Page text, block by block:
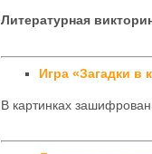
Литературная
Игра «Загадки в
В картинках